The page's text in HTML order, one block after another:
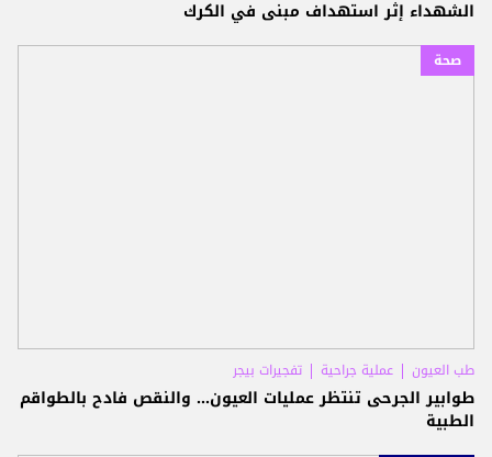
الشهداء إثر استهداف مبنى في الكرك
صحة
طب العيون عملية جراحية تفجيرات بيجر
طوابير الجرحى تنتظر عمليات العيون... والنقص فادح بالطواقم
الطبية